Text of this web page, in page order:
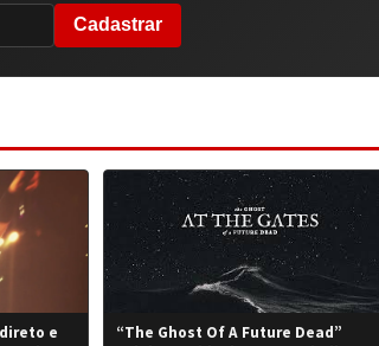
Cadastrar
e
“The Ghost Of A Future Dead”